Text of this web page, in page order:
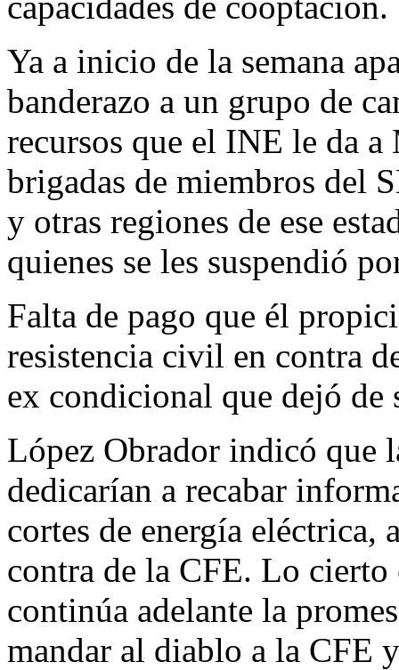
Ya a inicio de la semana
banderazo a un grupo de
recursos que el INE le da a
brigadas de miembros del
y otras regiones de ese
quienes se les suspendió
Falta de pago que él
resistencia civil en contra
ex condicional que dejó de
López Obrador indicó que
dedicarían a recabar
cortes de energía eléctrica,
contra de la CFE. Lo
continúa adelante la
mandar al diablo a la CFE